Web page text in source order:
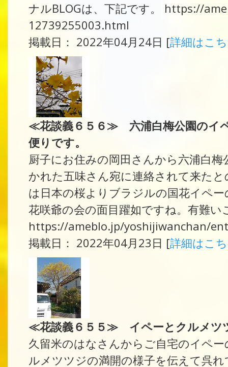
ナルBLOGは、下記です。 https://
12739255003.html
掲載日： 2022年04月24日 [詳細はこ
≪花談義６５６≫ 六浦白梅公園のイ
便りです。
厨子にお住みの岡田さんから六浦白
かれた五味さん宛に連絡されて来た
は日本の桜よりブラジルの国花イペ
花咲爺の会の面目躍如ですね。有難
https://ameblo.jp/yoshijiwanchan/
掲載日： 2022年04月23日 [詳細はこ
≪花談義６５５≫ イペーとクルメツ
久留米のはなさんからご自宅のイペ
ルメツツジの満開の様子を伝えて呉